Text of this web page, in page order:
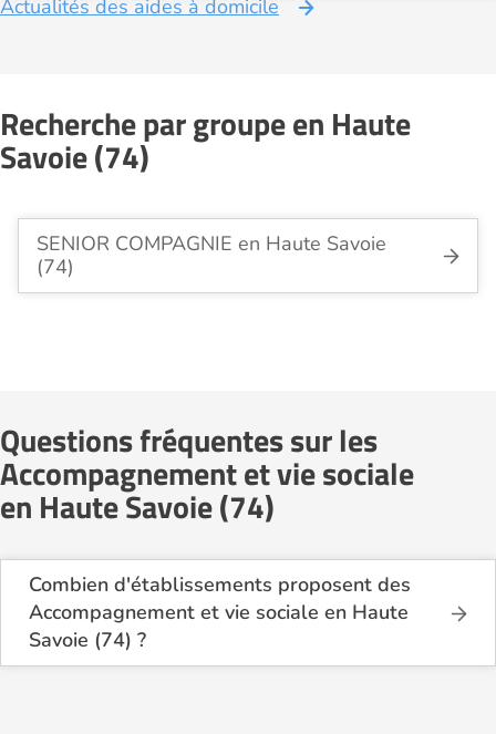
Actualités des aides à domicile
Recherche par groupe en Haute
Savoie (74)
SENIOR COMPAGNIE en Haute Savoie
(74)
Questions fréquentes sur les
Accompagnement et vie sociale
en Haute Savoie (74)
Combien d'établissements proposent des
Accompagnement et vie sociale en Haute
Savoie (74) ?
Sur le site Logement-seniors.com, on recense